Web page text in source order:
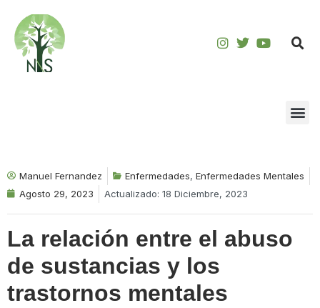
Saltar
contenido
Manuel Fernandez Enfermedades, Enfermedades Mentales
Agosto 29, 2023
Actualizado: 18 Diciembre, 2023
La relación entre el abuso
de sustancias y los
trastornos mentales